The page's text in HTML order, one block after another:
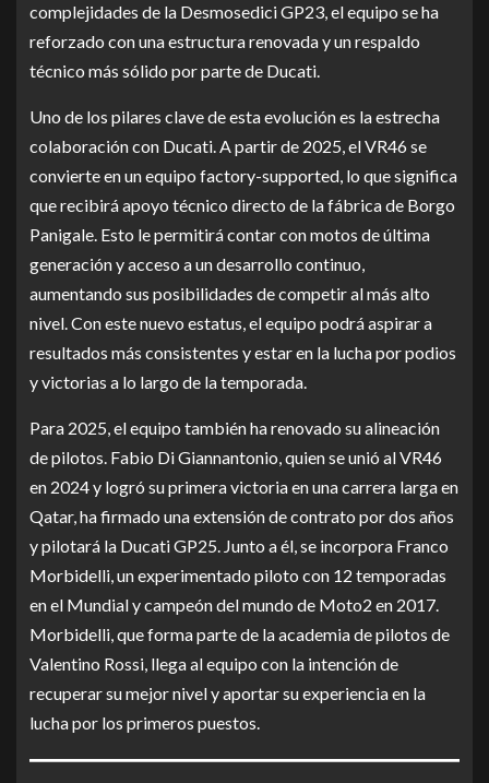
complejidades de la Desmosedici GP23, el equipo se ha
reforzado con una estructura renovada y un respaldo
técnico más sólido por parte de Ducati.
Uno de los pilares clave de esta evolución es la estrecha
colaboración con Ducati. A partir de 2025, el VR46 se
convierte en un equipo factory-supported, lo que significa
que recibirá apoyo técnico directo de la fábrica de Borgo
Panigale. Esto le permitirá contar con motos de última
generación y acceso a un desarrollo continuo,
aumentando sus posibilidades de competir al más alto
nivel. Con este nuevo estatus, el equipo podrá aspirar a
resultados más consistentes y estar en la lucha por podios
y victorias a lo largo de la temporada.
Para 2025, el equipo también ha renovado su alineación
de pilotos. Fabio Di Giannantonio, quien se unió al VR46
en 2024 y logró su primera victoria en una carrera larga en
Qatar, ha firmado una extensión de contrato por dos años
y pilotará la Ducati GP25. Junto a él, se incorpora Franco
Morbidelli, un experimentado piloto con 12 temporadas
en el Mundial y campeón del mundo de Moto2 en 2017.
Morbidelli, que forma parte de la academia de pilotos de
Valentino Rossi, llega al equipo con la intención de
recuperar su mejor nivel y aportar su experiencia en la
lucha por los primeros puestos.